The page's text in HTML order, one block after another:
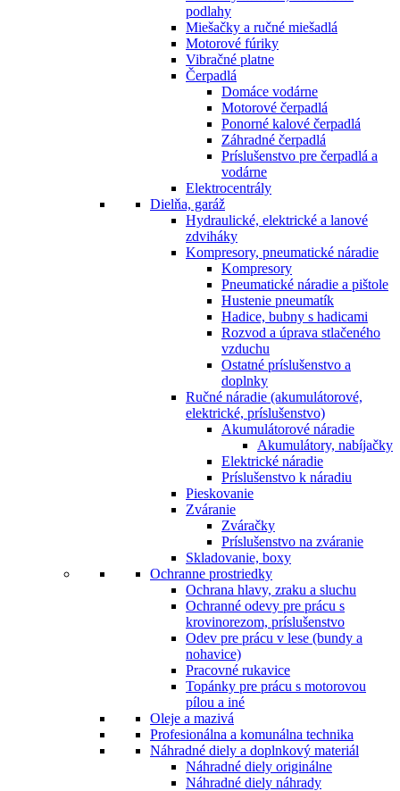
podlahy
Miešačky a ručné miešadlá
Motorové fúriky
Vibračné platne
Čerpadlá
Domáce vodárne
Motorové čerpadlá
Ponorné kalové čerpadlá
Záhradné čerpadlá
Príslušenstvo pre čerpadlá a
vodárne
Elektrocentrály
Dielňa, garáž
Hydraulické, elektrické a lanové
zdviháky
Kompresory, pneumatické náradie
Kompresory
Pneumatické náradie a pištole
Hustenie pneumatík
Hadice, bubny s hadicami
Rozvod a úprava stlačeného
vzduchu
Ostatné príslušenstvo a
doplnky
Ručné náradie (akumulátorové,
elektrické, príslušenstvo)
Akumulátorové náradie
Akumulátory, nabíjačky
Elektrické náradie
Príslušenstvo k náradiu
Pieskovanie
Zváranie
Zváračky
Príslušenstvo na zváranie
Skladovanie, boxy
Ochranne prostriedky
Ochrana hlavy, zraku a sluchu
Ochranné odevy pre prácu s
krovinorezom, príslušenstvo
Odev pre prácu v lese (bundy a
nohavice)
Pracovné rukavice
Topánky pre prácu s motorovou
pílou a iné
Oleje a mazivá
Profesionálna a komunálna technika
Náhradné diely a doplnkový materiál
Náhradné diely originálne
Náhradné diely náhrady